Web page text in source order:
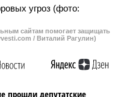
сайтам помогает защищать
/ Виталий Рагулин)
прошли депутатские